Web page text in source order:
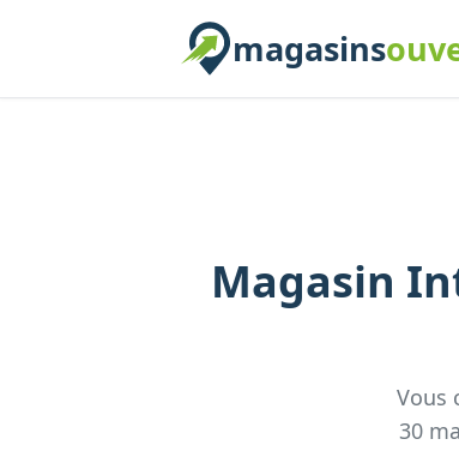
magasins
Magasin
Vous
30